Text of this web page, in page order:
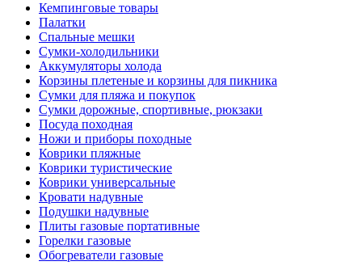
Кемпинговые товары
Палатки
Спальные мешки
Сумки-холодильники
Аккумуляторы холода
Корзины плетеные и корзины для пикника
Сумки для пляжа и покупок
Сумки дорожные, спортивные, рюкзаки
Посуда походная
Ножи и приборы походные
Коврики пляжные
Коврики туристические
Коврики универсальные
Кровати надувные
Подушки надувные
Плиты газовые портативные
Горелки газовые
Обогреватели газовые